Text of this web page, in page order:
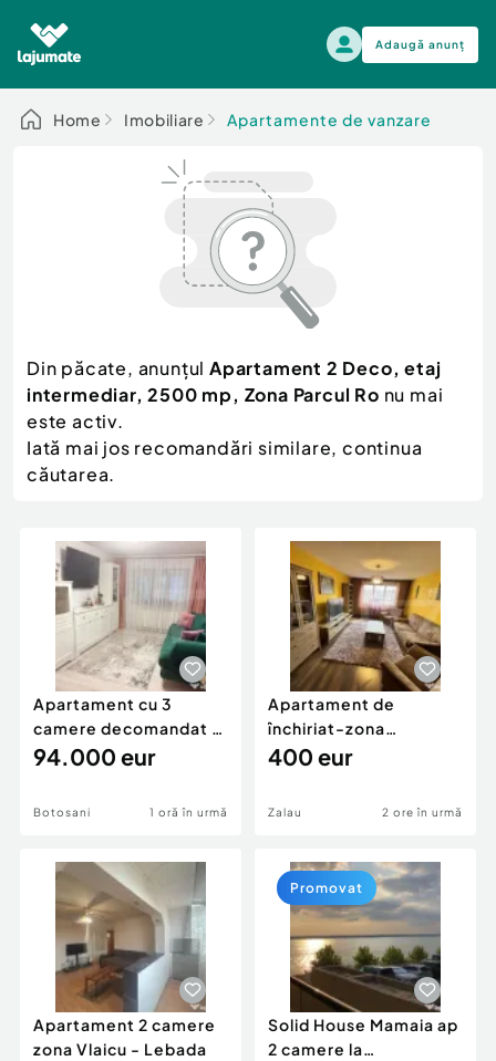
Adaugă anunț
Alege categoria
Auto, moto si ambarcatiuni
Electronice si electrocasnice
Mama si copilul
Moda si frumusete
Sport, timp liber, arta
Agro si Industrie
Animale de companie
Afaceri și echipamente profesionale
Inchiriere Bunuri si Vehicule
Auto, moto si ambarcatiuni
Scutere - ATV - UTV
Autoutilitare
Ambarcatiuni
Camioane - Rulote - Remorci
Motociclete
Piese auto si accesorii
Dacia Duster
Home Imobiliare Apartamente de vanzare
Din păcate, anunțul Apartament 2 Deco, etaj
intermediar, 2500 mp, Zona Parcul Ro nu mai
este activ.
Iată mai jos recomandări similare, continua
căutarea.
Apartament cu 3
camere decomandat -
renovat - Bucovina -
94.000 eur
Botosani 1 oră în urmă
Apartament de
închiriat-zona
ultracentrală
400 eur
Zalau 2 ore în urmă
Apartament 2 camere
zona Vlaicu - Lebada
Solid House Mamaia ap
2 camere la
Promovat